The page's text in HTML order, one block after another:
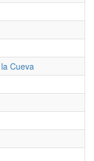
Cueva